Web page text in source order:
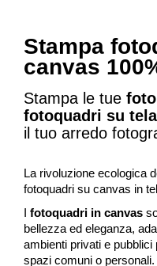
Stampa
canvas
Stampa le tue
fotoquadri su
il tuo arredo
La rivoluzione ecologica
fotoquadri su canvas in
I fotoquadri in canvas
bellezza ed eleganza,
ambienti privati e pubblici
spazi comuni o